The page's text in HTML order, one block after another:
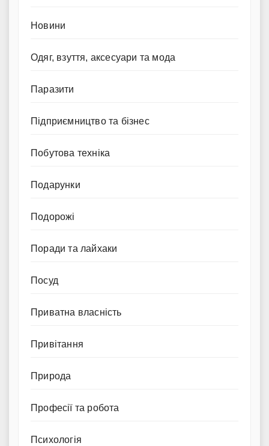
Новини
Одяг, взуття, аксесуари та мода
Паразити
Підприємництво та бізнес
Побутова техніка
Подарунки
Подорожі
Поради та лайхаки
Посуд
Приватна власність
Привітання
Природа
Професії та робота
Психологія